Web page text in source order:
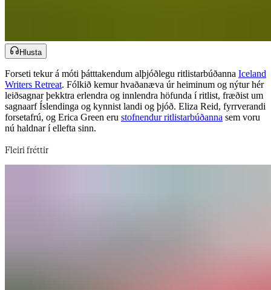
Hlusta
Forseti tekur á móti þátttakendum alþjóðlegu ritlistarbúðanna ​​​​‌ ‍ ​‍​‍‌‍ ‌ ​‍‌‍‍‌‌‍‌ ‌‍‍‌‌‍ ‍​‍​‍​ ‍‍​‍​‍‌ ​ ‌‍​‌‌‍ ‍‌‍‍‌‌ ‌​‌ ‍‌​‍ ‍‌‍‍‌‌‍ ​‍​‍​‍ ​​‍​‍‌‍‍​‌ ​‍‌‍‌‌‌‍‌‍​‍​‍​ ‍‍​‍​‍‌‍‍​‌ ‌​‌ ‌​‌ ​​‌ ​ ​‍ ​‍ ‌‍‌‍‌‍ ‌ ​‍‌ ​ ‌‍‌‌‌ ‌​‌‍‍‌​‍ ‌‌‍‍‌‌ ​ ‌‍ ​‌‍​‌‌‍ ‍‌‍‌​‌ ​ ​‍ ‍‌ ‌‍‌‍‌‌‌ ​‍‌‍​ ‌‍‌‌‌‍ ​​‍ ‍‌‍​‌‌ ​​‌ ​​​‍ ‌ ​ ‌ ‌​‌ ‌‌‌‍‌​‌‍‍‌‌‍ ​‍ ‌‍‍‌‌‍ ‍‌ ‌​‌‍‌‌‌‍ ‍‌ ‌​​‍ ‌‍‌‌‌‍‌​‌‍‍‌‌ ‌​​‍ ‌‍ ‌‌‍ ‌‍‌​‌‍‌‌​ ‌‌ ​​‌ ​‍‌‍‌‌‌ ​ ‌‍‌‌‌‍ ‍‌ ‌​‌‍​‌‌ ‌​‌‍‍‌‌‍ ‌‍ ‍​ ‍ ‌‍‍‌‌‍‌​​ ‌​ ‌​​ ​​‌‍‌ ‌​‌‍‌​‍‍‌​‍‌‌​‌​‌ ​ ‌‍​ ‌‍ ‍‌‍‌‍‌‌‍‌‌​‌‌‌​‌‍‌‌‌​‌​‍‍‌‌​‌‌‌‌‌‌​‍‌‌‍ ​‌‌​ ‌‍‍‌​ ‍ ‌ ‌​‌ ‍‌‌ ​​‌‍‌‌​ ‌‌‍ ‍‌‍‌‌‌ ‌ ‌ ​ ​ ‍ ‌ ​​‌‍​‌‌ ‌​‌‍‍​​ ‌‌ ​​‌‍​‌‌‍‌ ‌‍‌‌‌​​‍‌ ‌‌‌‍‍‌‌‍ ​‌‍‌​‌‍‌‌‌ ​‍​‍‌‌​ ‌‌‌​​‍‌‌ ‌‍‍ ‌‍‌‌‌ ‍‌​‍‌‌​ ​ ‌​‌​​‍‌‌​ ​ ‌​‌​​‍‌‌​ ​‍​ ​‍‌ ​‍‌‍‍‌‌‍​ ‌‍‍​‌ ‌​‌‍‌‌‌ ‍​‌ ‌​​‍ ‌‌ ​‌​ ‌‌‌‍‌​‌‍​‍‌‍‌‌‌ ‍‍​ ​​​ ‍​‌‍​‍​‍‌‌​ ​‍​ ​‍​‍‌‌​ ‌‌‌​‌​​‍ ‍‌‍​ ‌‍ ‌‍ ‍‌ ‌​‌‍‌‌‌‍ ‍‌ ‌​​‍‌‌​ ‌‌‌​​‍‌‌ ‌‍‍ ‌‍‌‌‌ ‍‌​‍‌‌​ ​ ‌​‌​​‍‌‌​ ​ ‌​‌​​‍‌‌​ ​‍​ ​‍​ ‍​‌‍​‍‌‍​‍​ ‌‌‌‍‌‌​ ‌‌​ ​‍‌‍​‍​ ​‌​ ​ ​ ‌ ‌‍‌‌​‍‌‌​ ​‍​ ​‍​‍‌‌​ ‌‌‌​‌​​‍ ‍‌‍​ ‌‍‍​‌‍‍‌‌‍ ​‌‍‌​‌ ​‍‌‍‌‌‌‍ ‍​‍‌‌​ ‌‌‌​​‍‌‌ ‌‍‍ ‌‍‌‌‌ ‍‌​‍‌‌​ ​ ‌​‌​​‍‌‌​ ​ ‌​‌​​‍‌‌​ ​‍​ ​‍‌‍​‌​ ​‍‌‍​‍​ ‌​​ ‌ ​ ‌​​ ‌‍‌‍‌‌​ ‌‌​ ‌‌​ ​‌​ ‍​​‍‌‌​ ​‍​ ​‍​‍‌‌​ ‌‌‌​‌​​‍ ‍‌ ‌​‌‍‌‌‌ ‍​‌ ‌​​ ‌‍​‍‌‍​‌‌ ​ ‌‍‌‌‌‌‌‌‌ ​‍‌‍ ​​ ‌‌‍‍​‌ ‌​‌ ‌​‌ ​​‌ ​ ​‍‌‌​ ​‍‌​‌‍​‍‌‌​ ​‍‌​‌‍‌‍‌‍‌‍ ‌ ​‍‌ ​ ‌‍‌‌‌ ‌​‌‍‍‌​‍ ‌‌‍‍‌‌ ​ ‌‍ ​‌‍​‌‌‍ ‍‌‍‌​‌ ​ ​‍ ‍‌ ‌‍‌‍‌‌‌ ​‍‌‍​ ‌‍‌‌‌‍ ​​‍ ‍‌‍​‌‌ ​​‌ ​​​‍‌‌​ ​‍‌​‌‍‌ ​ ‌ ‌​‌ ‌‌‌‍‌​‌‍‍‌‌‍ ​‍‌‍‌‍‍‌‌‍‌​​ ‌​ ‌​​ ​​‌‍‌ ‌​‌‍‌​‍‍‌​‍‌‌​‌​‌ ​ ‌‍​ ‌‍ ‍‌‍‌‍‌‌‍‌‌​‌‌‌​‌‍‌‌‌​‌​‍‍‌‌​‌‌‌‌‌‌​‍‌‌‍ ​‌‌​ ‌‍‍‌​‍‌‍‌ ‌​‌ ‍‌‌ ​​‌‍‌‌​ ‌‌‍ ‍‌‍‌‌‌ ‌ ‌ ​ ​‍‌‍‌ ​​‌‍​‌‌ ‌​‌‍‍​​ ‌‌ ​​‌‍​‌‌‍‌ ‌‍‌‌‌​​‍‌ ‌‌‌‍‍‌‌‍ ​‌‍‌​‌‍‌‌‌ ​‍​‍‌‌​ ‌‌‌​​‍‌‌ ‌‍‍ ‌‍‌‌‌ ‍‌​‍‌‌​ ​ ‌​‌​​‍‌‌​ ​ ‌​‌​​‍‌‌​ ​‍​ ​‍‌ ​‍‌‍‍‌‌‍​ ‌‍‍​‌ ‌​‌‍‌‌‌ ‍​‌ ‌​​‍ ‌‌ ​‌​ ‌‌‌‍‌​‌‍​‍‌‍‌‌‌ ‍‍​ ​​​ ‍​‌‍​‍​‍‌‌​ ​‍​ ​‍​‍‌‌​ ‌‌‌​‌​​‍ ‍‌‍​ ‌‍ ‌‍ ‍‌ ‌​‌‍‌‌‌‍ ‍‌ ‌​​‍‌‌​ ‌‌‌​​‍‌‌ ‌‍‍ ‌‍‌‌‌ ‍‌​‍‌‌​ ​ ‌​‌​​‍‌‌​ ​ ‌​‌​​‍‌‌​ ​‍​ ​‍​ ‍​‌‍​‍‌‍​‍​ ‌‌‌‍‌‌​ ‌‌​ ​‍‌‍​‍​ ​‌​ ​ ​ ‌ ‌‍‌‌​‍‌‌​ ​‍​ ​‍​‍‌‌​ ‌‌‌​‌​​‍ ‍‌‍​ ‌‍‍​‌‍‍‌‌‍ ​‌‍‌​‌ ​‍‌‍‌‌‌‍ ‍​‍‌‌​ ‌‌‌​​‍‌‌ ‌‍‍ ‌‍‌‌‌ ‍‌​‍‌‌​ ​ ‌​‌​​‍‌‌​ ​ ‌​‌​​‍‌‌​ ​‍​ ​‍‌‍​‌​ ​‍‌‍​‍​ ‌​​ ‌ ​ ‌​​ ‌‍‌‍‌‌​ ‌‌​ ‌‌​ ​‌​ ‍​​‍‌‌​ ​‍​ ​‍​‍‌‌​ ‌‌‌​‌​​‍ ‍‌ ‌​‌‍‌‌‌ ‍​‌ ‌​​‍‌‍‌ ​​‌‍‌‌‌ ​‍‌ ​ ‌ ​​‌‍‌‌‌‍​ ‌ ‌​‌‍‍‌‌ ‌‍‌‍‌‌​ ‌‌ ​​‌ ‌‌‌‍​‍‌‍ ​‌‍‍‌‌ ​ ‌‍‍​‌‍‌‌‌‍‌​​‍​‍‌ ‌ Iceland
Writers Retreat​​​​‌ ‍ ​‍​‍‌‍ ‌ ​‍‌‍‍‌‌‍‌ ‌‍‍‌‌‍ ‍​‍​‍​ ‍‍​‍​‍‌ ​ ‌‍​‌‌‍ ‍‌‍‍‌‌ ‌​‌ ‍‌​‍ ‍‌‍‍‌‌‍ ​‍​‍​‍ ​​‍​‍‌‍‍​‌ ​‍‌‍‌‌‌‍‌‍​‍​‍​ ‍‍​‍​‍‌‍‍​‌ ‌​‌ ‌​‌ ​​‌ ​ ​‍ ​‍ ‌‍‌‍‌‍ ‌ ​‍‌ ​ ‌‍‌‌‌ ‌​‌‍‍‌​‍ ‌‌‍‍‌‌ ​ ‌‍ ​‌‍​‌‌‍ ‍‌‍‌​‌ ​ ​‍ ‍‌ ‌‍‌‍‌‌‌ ​‍‌‍​ ‌‍‌‌‌‍ ​​‍ ‍‌‍​‌‌ ​​‌ ​​​‍ ‌ ​ ‌ ‌​‌ ‌‌‌‍‌​‌‍‍‌‌‍ ​‍ ‌‍‍‌‌‍ ‍‌ ‌​‌‍‌‌‌‍ ‍‌ ‌​​‍ ‌‍‌‌‌‍‌​‌‍‍‌‌ ‌​​‍ ‌‍ ‌‌‍ ‌‍‌​‌‍‌‌​ ‌‌ ​​‌ ​‍‌‍‌‌‌ ​ ‌‍‌‌‌‍ ‍‌ ‌​‌‍​‌‌ ‌​‌‍‍‌‌‍ ‌‍ ‍​ ‍ ‌‍‍‌‌‍‌​​ ‌​ ‌​​ ​​‌‍‌ ‌​‌‍‌​‍‍‌​‍‌‌​‌​‌ ​ ‌‍​ ‌‍ ‍‌‍‌‍‌‌‍‌‌​‌‌‌​‌‍‌‌‌​‌​‍‍‌‌​‌‌‌‌‌‌​‍‌‌‍ ​‌‌​ ‌‍‍‌​ ‍ ‌ ‌​‌ ‍‌‌ ​​‌‍‌‌​ ‌‌‍ ‍‌‍‌‌‌ ‌ ‌ ​ ​ ‍ ‌ ​​‌‍​‌‌ ‌​‌‍‍​​ ‌‌ ​​‌‍​‌‌‍‌ ‌‍‌‌‌​​‍‌ ‌‌‌‍‍‌‌‍ ​‌‍‌​‌‍‌‌‌ ​‍​‍‌‌​ ‌‌‌​​‍‌‌ ‌‍‍ ‌‍‌‌‌ ‍‌​‍‌‌​ ​ ‌​‌​​‍‌‌​ ​ ‌​‌​​‍‌‌​ ​‍​ ​‍‌ ​‍‌‍‍‌‌‍​ ‌‍‍​‌ ‌​‌‍‌‌‌ ‍​‌ ‌​​‍ ‌‌ ​‌​ ‌‌‌‍‌​‌‍​‍‌‍‌‌‌ ‍‍​ ​​​ ‍​‌‍​‍​‍‌‌​ ​‍​ ​‍​‍‌‌​ ‌‌‌​‌​​‍ ‍‌‍​ ‌‍ ‌‍ ‍‌ ‌​‌‍‌‌‌‍ ‍‌ ‌​​‍‌‌​ ‌‌‌​​‍‌‌ ‌‍‍ ‌‍‌‌‌ ‍‌​‍‌‌​ ​ ‌​‌​​‍‌‌​ ​ ‌​‌​​‍‌‌​ ​‍​ ​‍​ ‍​‌‍​‍‌‍​‍​ ‌‌‌‍‌‌​ ‌‌​ ​‍‌‍​‍​ ​‌​ ​ ​ ‌ ‌‍‌‌​‍‌‌​ ​‍​ ​‍​‍‌‌​ ‌‌‌​‌​​‍ ‍‌‍​ ‌‍‍​‌‍‍‌‌‍ ​‌‍‌​‌ ​‍‌‍‌‌‌‍ ‍​‍‌‌​ ‌‌‌​​‍‌‌ ‌‍‍ ‌‍‌‌‌ ‍‌​‍‌‌​ ​ ‌​‌​​‍‌‌​ ​ ‌​‌​​‍‌‌​ ​‍​ ​‍‌‍‌​‌‍​ ​ ‍‌‌‍​‍​ ​‍​ ​‌​ ​‌‌‍‌‍​ ‍​‌‍‌‍​ ‌​​ ​‌​‍‌‌​ ​‍​ ​‍​‍‌‌​ ‌‌‌​‌​​‍ ‍‌ ‌​‌‍‌‌‌ ‍​‌ ‌​​ ‌‍​‍‌‍​‌‌ ​ ‌‍‌‌‌‌‌‌‌ ​‍‌‍ ​​ ‌‌‍‍​‌ ‌​‌ ‌​‌ ​​‌ ​ ​‍‌‌​ ​‍‌​‌‍​‍‌‌​ ​‍‌​‌‍‌‍‌‍‌‍ ‌ ​‍‌ ​ ‌‍‌‌‌ ‌​‌‍‍‌​‍ ‌‌‍‍‌‌ ​ ‌‍ ​‌‍​‌‌‍ ‍‌‍‌​‌ ​ ​‍ ‍‌ ‌‍‌‍‌‌‌ ​‍‌‍​ ‌‍‌‌‌‍ ​​‍ ‍‌‍​‌‌ ​​‌ ​​​‍‌‌​ ​‍‌​‌‍‌ ​ ‌ ‌​‌ ‌‌‌‍‌​‌‍‍‌‌‍ ​‍‌‍‌‍‍‌‌‍‌​​ ‌​ ‌​​ ​​‌‍‌ ‌​‌‍‌​‍‍‌​‍‌‌​‌​‌ ​ ‌‍​ ‌‍ ‍‌‍‌‍‌‌‍‌‌​‌‌‌​‌‍‌‌‌​‌​‍‍‌‌​‌‌‌‌‌‌​‍‌‌‍ ​‌‌​ ‌‍‍‌​‍‌‍‌ ‌​‌ ‍‌‌ ​​‌‍‌‌​ ‌‌‍ ‍‌‍‌‌‌ ‌ ‌ ​ ​‍‌‍‌ ​​‌‍​‌‌ ‌​‌‍‍​​ ‌‌ ​​‌‍​‌‌‍‌ ‌‍‌‌‌​​‍‌ ‌‌‌‍‍‌‌‍ ​‌‍‌​‌‍‌‌‌ ​‍​‍‌‌​ ‌‌‌​​‍‌‌ ‌‍‍ ‌‍‌‌‌ ‍‌​‍‌‌​ ​ ‌​‌​​‍‌‌​ ​ ‌​‌​​‍‌‌​ ​‍​ ​‍‌ ​‍‌‍‍‌‌‍​ ‌‍‍​‌ ‌​‌‍‌‌‌ ‍​‌ ‌​​‍ ‌‌ ​‌​ ‌‌‌‍‌​‌‍​‍‌‍‌‌‌ ‍‍​ ​​​ ‍​‌‍​‍​‍‌‌​ ​‍​ ​‍​‍‌‌​ ‌‌‌​‌​​‍ ‍‌‍​ ‌‍ ‌‍ ‍‌ ‌​‌‍‌‌‌‍ ‍‌ ‌​​‍‌‌​ ‌‌‌​​‍‌‌ ‌‍‍ ‌‍‌‌‌ ‍‌​‍‌‌​ ​ ‌​‌​​‍‌‌​ ​ ‌​‌​​‍‌‌​ ​‍​ ​‍​ ‍​‌‍​‍‌‍​‍​ ‌‌‌‍‌‌​ ‌‌​ ​‍‌‍​‍​ ​‌​ ​ ​ ‌ ‌‍‌‌​‍‌‌​ ​‍​ ​‍​‍‌‌​ ‌‌‌​‌​​‍ ‍‌‍​ ‌‍‍​‌‍‍‌‌‍ ​‌‍‌​‌ ​‍‌‍‌‌‌‍ ‍​‍‌‌​ ‌‌‌​​‍‌‌ ‌‍‍ ‌‍‌‌‌ ‍‌​‍‌‌​ ​ ‌​‌​​‍‌‌​ ​ ‌​‌​​‍‌‌​ ​‍​ ​‍‌‍‌​‌‍​ ​ ‍‌‌‍​‍​ ​‍​ ​‌​ ​‌‌‍‌‍​ ‍​‌‍‌‍​ ‌​​ ​‌​‍‌‌​ ​‍​ ​‍​‍‌‌​ ‌‌‌​‌​​‍ ‍‌ ‌​‌‍‌‌‌ ‍​‌ ‌​​‍‌‍‌ ​​‌‍‌‌‌ ​‍‌ ​ ‌ ​​‌‍‌‌‌‍​ ‌ ‌​‌‍‍‌‌ ‌‍‌‍‌‌​ ‌‌ ​​‌ ‌‌‌‍​‍‌‍ ​‌‍‍‌‌ ​ ‌‍‍​‌‍‌‌‌‍‌​​‍​‍‌ ‌. Fólkið kemur hvaðanæva úr heiminum og nýtur hér
leiðsagnar þekktra erlendra og innlendra höfunda í ritlist, fræðist um
sagnaarf Íslendinga og kynnist landi og þjóð. Eliza Reid, fyrrverandi
forsetafrú, og Erica Green eru ​​​​‌ ‍ ​‍​‍‌‍ ‌ ​‍‌‍‍‌‌‍‌ ‌‍‍‌‌‍ ‍​‍​‍​ ‍‍​‍​‍‌ ​ ‌‍​‌‌‍ ‍‌‍‍‌‌ ‌​‌ ‍‌​‍ ‍‌‍‍‌‌‍ ​‍​‍​‍ ​​‍​‍‌‍‍​‌ ​‍‌‍‌‌‌‍‌‍​‍​‍​ ‍‍​‍​‍‌‍‍​‌ ‌​‌ ‌​‌ ​​‌ ​ ​‍ ​‍ ‌‍‌‍‌‍ ‌ ​‍‌ ​ ‌‍‌‌‌ ‌​‌‍‍‌​‍ ‌‌‍‍‌‌ ​ ‌‍ ​‌‍​‌‌‍ ‍‌‍‌​‌ ​ ​‍ ‍‌ ‌‍‌‍‌‌‌ ​‍‌‍​ ‌‍‌‌‌‍ ​​‍ ‍‌‍​‌‌ ​​‌ ​​​‍ ‌ ​ ‌ ‌​‌ ‌‌‌‍‌​‌‍‍‌‌‍ ​‍ ‌‍‍‌‌‍ ‍‌ ‌​‌‍‌‌‌‍ ‍‌ ‌​​‍ ‌‍‌‌‌‍‌​‌‍‍‌‌ ‌​​‍ ‌‍ ‌‌‍ ‌‍‌​‌‍‌‌​ ‌‌ ​​‌ ​‍‌‍‌‌‌ ​ ‌‍‌‌‌‍ ‍‌ ‌​‌‍​‌‌ ‌​‌‍‍‌‌‍ ‌‍ ‍​ ‍ ‌‍‍‌‌‍‌​​ ‌​ ‌​​ ​​‌‍‌ ‌​‌‍‌​‍‍‌​‍‌‌​‌​‌ ​ ‌‍​ ‌‍ ‍‌‍‌‍‌‌‍‌‌​‌‌‌​‌‍‌‌‌​‌​‍‍‌‌​‌‌‌‌‌‌​‍‌‌‍ ​‌‌​ ‌‍‍‌​ ‍ ‌ ‌​‌ ‍‌‌ ​​‌‍‌‌​ ‌‌‍ ‍‌‍‌‌‌ ‌ ‌ ​ ​ ‍ ‌ ​​‌‍​‌‌ ‌​‌‍‍​​ ‌‌ ​​‌‍​‌‌‍‌ ‌‍‌‌‌​​‍‌ ‌‌‌‍‍‌‌‍ ​‌‍‌​‌‍‌‌‌ ​‍​‍‌‌​ ‌‌‌​​‍‌‌ ‌‍‍ ‌‍‌‌‌ ‍‌​‍‌‌​ ​ ‌​‌​​‍‌‌​ ​ ‌​‌​​‍‌‌​ ​‍​ ​‍‌ ​‍‌‍‍‌‌‍​ ‌‍‍​‌ ‌​‌‍‌‌‌ ‍​‌ ‌​​‍ ‌‌ ​‌​ ‌‌‌‍‌​‌‍​‍‌‍‌‌‌ ‍‍​ ​​​ ‍​‌‍​‍​‍‌‌​ ​‍​ ​‍​‍‌‌​ ‌‌‌​‌​​‍ ‍‌‍​ ‌‍ ‌‍ ‍‌ ‌​‌‍‌‌‌‍ ‍‌ ‌​​‍‌‌​ ‌‌‌​​‍‌‌ ‌‍‍ ‌‍‌‌‌ ‍‌​‍‌‌​ ​ ‌​‌​​‍‌‌​ ​ ‌​‌​​‍‌‌​ ​‍​ ​‍​ ‍​‌‍​‍‌‍​‍​ ‌‌‌‍‌‌​ ‌‌​ ​‍‌‍​‍​ ​‌​ ​ ​ ‌ ‌‍‌‌​‍‌‌​ ​‍​ ​‍​‍‌‌​ ‌‌‌​‌​​‍ ‍‌‍​ ‌‍‍​‌‍‍‌‌‍ ​‌‍‌​‌ ​‍‌‍‌‌‌‍ ‍​‍‌‌​ ‌‌‌​​‍‌‌ ‌‍‍ ‌‍‌‌‌ ‍‌​‍‌‌​ ​ ‌​‌​​‍‌‌​ ​ ‌​‌​​‍‌‌​ ​‍​ ​‍​ ​ ​ ‌‌​ ‌ ​ ‌​​ ‌​‌‍​‌‌‍​‌​ ​‌‌‍‌​​ ‌​‌‍​‍​ ‌ ​‍‌‌​ ​‍​ ​‍​‍‌‌​ ‌‌‌​‌​​‍ ‍‌ ‌​‌‍‌‌‌ ‍​‌ ‌​​ ‌‍​‍‌‍​‌‌ ​ ‌‍‌‌‌‌‌‌‌ ​‍‌‍ ​​ ‌‌‍‍​‌ ‌​‌ ‌​‌ ​​‌ ​ ​‍‌‌​ ​‍‌​‌‍​‍‌‌​ ​‍‌​‌‍‌‍‌‍‌‍ ‌ ​‍‌ ​ ‌‍‌‌‌ ‌​‌‍‍‌​‍ ‌‌‍‍‌‌ ​ ‌‍ ​‌‍​‌‌‍ ‍‌‍‌​‌ ​ ​‍ ‍‌ ‌‍‌‍‌‌‌ ​‍‌‍​ ‌‍‌‌‌‍ ​​‍ ‍‌‍​‌‌ ​​‌ ​​​‍‌‌​ ​‍‌​‌‍‌ ​ ‌ ‌​‌ ‌‌‌‍‌​‌‍‍‌‌‍ ​‍‌‍‌‍‍‌‌‍‌​​ ‌​ ‌​​ ​​‌‍‌ ‌​‌‍‌​‍‍‌​‍‌‌​‌​‌ ​ ‌‍​ ‌‍ ‍‌‍‌‍‌‌‍‌‌​‌‌‌​‌‍‌‌‌​‌​‍‍‌‌​‌‌‌‌‌‌​‍‌‌‍ ​‌‌​ ‌‍‍‌​‍‌‍‌ ‌​‌ ‍‌‌ ​​‌‍‌‌​ ‌‌‍ ‍‌‍‌‌‌ ‌ ‌ ​ ​‍‌‍‌ ​​‌‍​‌‌ ‌​‌‍‍​​ ‌‌ ​​‌‍​‌‌‍‌ ‌‍‌‌‌​​‍‌ ‌‌‌‍‍‌‌‍ ​‌‍‌​‌‍‌‌‌ ​‍​‍‌‌​ ‌‌‌​​‍‌‌ ‌‍‍ ‌‍‌‌‌ ‍‌​‍‌‌​ ​ ‌​‌​​‍‌‌​ ​ ‌​‌​​‍‌‌​ ​‍​ ​‍‌ ​‍‌‍‍‌‌‍​ ‌‍‍​‌ ‌​‌‍‌‌‌ ‍​‌ ‌​​‍ ‌‌ ​‌​ ‌‌‌‍‌​‌‍​‍‌‍‌‌‌ ‍‍​ ​​​ ‍​‌‍​‍​‍‌‌​ ​‍​ ​‍​‍‌‌​ ‌‌‌​‌​​‍ ‍‌‍​ ‌‍ ‌‍ ‍‌ ‌​‌‍‌‌‌‍ ‍‌ ‌​​‍‌‌​ ‌‌‌​​‍‌‌ ‌‍‍ ‌‍‌‌‌ ‍‌​‍‌‌​ ​ ‌​‌​​‍‌‌​ ​ ‌​‌​​‍‌‌​ ​‍​ ​‍​ ‍​‌‍​‍‌‍​‍​ ‌‌‌‍‌‌​ ‌‌​ ​‍‌‍​‍​ ​‌​ ​ ​ ‌ ‌‍‌‌​‍‌‌​ ​‍​ ​‍​‍‌‌​ ‌‌‌​‌​​‍ ‍‌‍​ ‌‍‍​‌‍‍‌‌‍ ​‌‍‌​‌ ​‍‌‍‌‌‌‍ ‍​‍‌‌​ ‌‌‌​​‍‌‌ ‌‍‍ ‌‍‌‌‌ ‍‌​‍‌‌​ ​ ‌​‌​​‍‌‌​ ​ ‌​‌​​‍‌‌​ ​‍​ ​‍​ ​ ​ ‌‌​ ‌ ​ ‌​​ ‌​‌‍​‌‌‍​‌​ ​‌‌‍‌​​ ‌​‌‍​‍​ ‌ ​‍‌‌​ ​‍​ ​‍​‍‌‌​ ‌‌‌​‌​​‍ ‍‌ ‌​‌‍‌‌‌ ‍​‌ ‌​​‍‌‍‌ ​​‌‍‌‌‌ ​‍‌ ​ ‌ ​​‌‍‌‌‌‍​ ‌ ‌​‌‍‍‌‌ ‌‍‌‍‌‌​ ‌‌ ​​‌ ‌‌‌‍​‍‌‍ ​‌‍‍‌‌ ​ ‌‍‍​‌‍‌‌‌‍‌​​‍​‍‌ ‌ stofnendur ritlistarbúðanna​​​​‌ ‍ ​‍​‍‌‍ ‌ ​‍‌‍‍‌‌‍‌ ‌‍‍‌‌‍ ‍​‍​‍​ ‍‍​‍​‍‌ ​ ‌‍​‌‌‍ ‍‌‍‍‌‌ ‌​‌ ‍‌​‍ ‍‌‍‍‌‌‍ ​‍​‍​‍ ​​‍​‍‌‍‍​‌ ​‍‌‍‌‌‌‍‌‍​‍​‍​ ‍‍​‍​‍‌‍‍​‌ ‌​‌ ‌​‌ ​​‌ ​ ​‍ ​‍ ‌‍‌‍‌‍ ‌ ​‍‌ ​ ‌‍‌‌‌ ‌​‌‍‍‌​‍ ‌‌‍‍‌‌ ​ ‌‍ ​‌‍​‌‌‍ ‍‌‍‌​‌ ​ ​‍ ‍‌ ‌‍‌‍‌‌‌ ​‍‌‍​ ‌‍‌‌‌‍ ​​‍ ‍‌‍​‌‌ ​​‌ ​​​‍ ‌ ​ ‌ ‌​‌ ‌‌‌‍‌​‌‍‍‌‌‍ ​‍ ‌‍‍‌‌‍ ‍‌ ‌​‌‍‌‌‌‍ ‍‌ ‌​​‍ ‌‍‌‌‌‍‌​‌‍‍‌‌ ‌​​‍ ‌‍ ‌‌‍ ‌‍‌​‌‍‌‌​ ‌‌ ​​‌ ​‍‌‍‌‌‌ ​ ‌‍‌‌‌‍ ‍‌ ‌​‌‍​‌‌ ‌​‌‍‍‌‌‍ ‌‍ ‍​ ‍ ‌‍‍‌‌‍‌​​ ‌​ ‌​​ ​​‌‍‌ ‌​‌‍‌​‍‍‌​‍‌‌​‌​‌ ​ ‌‍​ ‌‍ ‍‌‍‌‍‌‌‍‌‌​‌‌‌​‌‍‌‌‌​‌​‍‍‌‌​‌‌‌‌‌‌​‍‌‌‍ ​‌‌​ ‌‍‍‌​ ‍ ‌ ‌​‌ ‍‌‌ ​​‌‍‌‌​ ‌‌‍ ‍‌‍‌‌‌ ‌ ‌ ​ ​ ‍ ‌ ​​‌‍​‌‌ ‌​‌‍‍​​ ‌‌ ​​‌‍​‌‌‍‌ ‌‍‌‌‌​​‍‌ ‌‌‌‍‍‌‌‍ ​‌‍‌​‌‍‌‌‌ ​‍​‍‌‌​ ‌‌‌​​‍‌‌ ‌‍‍ ‌‍‌‌‌ ‍‌​‍‌‌​ ​ ‌​‌​​‍‌‌​ ​ ‌​‌​​‍‌‌​ ​‍​ ​‍‌ ​‍‌‍‍‌‌‍​ ‌‍‍​‌ ‌​‌‍‌‌‌ ‍​‌ ‌​​‍ ‌‌ ​‌​ ‌‌‌‍‌​‌‍​‍‌‍‌‌‌ ‍‍​ ​​​ ‍​‌‍​‍​‍‌‌​ ​‍​ ​‍​‍‌‌​ ‌‌‌​‌​​‍ ‍‌‍​ ‌‍ ‌‍ ‍‌ ‌​‌‍‌‌‌‍ ‍‌ ‌​​‍‌‌​ ‌‌‌​​‍‌‌ ‌‍‍ ‌‍‌‌‌ ‍‌​‍‌‌​ ​ ‌​‌​​‍‌‌​ ​ ‌​‌​​‍‌‌​ ​‍​ ​‍​ ‍​‌‍​‍‌‍​‍​ ‌‌‌‍‌‌​ ‌‌​ ​‍‌‍​‍​ ​‌​ ​ ​ ‌ ‌‍‌‌​‍‌‌​ ​‍​ ​‍​‍‌‌​ ‌‌‌​‌​​‍ ‍‌‍​ ‌‍‍​‌‍‍‌‌‍ ​‌‍‌​‌ ​‍‌‍‌‌‌‍ ‍​‍‌‌​ ‌‌‌​​‍‌‌ ‌‍‍ ‌‍‌‌‌ ‍‌​‍‌‌​ ​ ‌​‌​​‍‌‌​ ​ ‌​‌​​‍‌‌​ ​‍​ ​‍‌‍​‌​ ‍​‌‍‌‌‌‍‌‌‌‍​ ​ ‌‍​ ‍​‌‍‌​​ ‍​​ ​‌​ ​ ​ ‌‌​‍‌‌​ ​‍​ ​‍​‍‌‌​ ‌‌‌​‌​​‍ ‍‌ ‌​‌‍‌‌‌ ‍​‌ ‌​​ ‌‍​‍‌‍​‌‌ ​ ‌‍‌‌‌‌‌‌‌ ​‍‌‍ ​​ ‌‌‍‍​‌ ‌​‌ ‌​‌ ​​‌ ​ ​‍‌‌​ ​‍‌​‌‍​‍‌‌​ ​‍‌​‌‍‌‍‌‍‌‍ ‌ ​‍‌ ​ ‌‍‌‌‌ ‌​‌‍‍‌​‍ ‌‌‍‍‌‌ ​ ‌‍ ​‌‍​‌‌‍ ‍‌‍‌​‌ ​ ​‍ ‍‌ ‌‍‌‍‌‌‌ ​‍‌‍​ ‌‍‌‌‌‍ ​​‍ ‍‌‍​‌‌ ​​‌ ​​​‍‌‌​ ​‍‌​‌‍‌ ​ ‌ ‌​‌ ‌‌‌‍‌​‌‍‍‌‌‍ ​‍‌‍‌‍‍‌‌‍‌​​ ‌​ ‌​​ ​​‌‍‌ ‌​‌‍‌​‍‍‌​‍‌‌​‌​‌ ​ ‌‍​ ‌‍ ‍‌‍‌‍‌‌‍‌‌​‌‌‌​‌‍‌‌‌​‌​‍‍‌‌​‌‌‌‌‌‌​‍‌‌‍ ​‌‌​ ‌‍‍‌​‍‌‍‌ ‌​‌ ‍‌‌ ​​‌‍‌‌​ ‌‌‍ ‍‌‍‌‌‌ ‌ ‌ ​ ​‍‌‍‌ ​​‌‍​‌‌ ‌​‌‍‍​​ ‌‌ ​​‌‍​‌‌‍‌ ‌‍‌‌‌​​‍‌ ‌‌‌‍‍‌‌‍ ​‌‍‌​‌‍‌‌‌ ​‍​‍‌‌​ ‌‌‌​​‍‌‌ ‌‍‍ ‌‍‌‌‌ ‍‌​‍‌‌​ ​ ‌​‌​​‍‌‌​ ​ ‌​‌​​‍‌‌​ ​‍​ ​‍‌ ​‍‌‍‍‌‌‍​ ‌‍‍​‌ ‌​‌‍‌‌‌ ‍​‌ ‌​​‍ ‌‌ ​‌​ ‌‌‌‍‌​‌‍​‍‌‍‌‌‌ ‍‍​ ​​​ ‍​‌‍​‍​‍‌‌​ ​‍​ ​‍​‍‌‌​ ‌‌‌​‌​​‍ ‍‌‍​ ‌‍ ‌‍ ‍‌ ‌​‌‍‌‌‌‍ ‍‌ ‌​​‍‌‌​ ‌‌‌​​‍‌‌ ‌‍‍ ‌‍‌‌‌ ‍‌​‍‌‌​ ​ ‌​‌​​‍‌‌​ ​ ‌​‌​​‍‌‌​ ​‍​ ​‍​ ‍​‌‍​‍‌‍​‍​ ‌‌‌‍‌‌​ ‌‌​ ​‍‌‍​‍​ ​‌​ ​ ​ ‌ ‌‍‌‌​‍‌‌​ ​‍​ ​‍​‍‌‌​ ‌‌‌​‌​​‍ ‍‌‍​ ‌‍‍​‌‍‍‌‌‍ ​‌‍‌​‌ ​‍‌‍‌‌‌‍ ‍​‍‌‌​ ‌‌‌​​‍‌‌ ‌‍‍ ‌‍‌‌‌ ‍‌​‍‌‌​ ​ ‌​‌​​‍‌‌​ ​ ‌​‌​​‍‌‌​ ​‍​ ​‍‌‍​‌​ ‍​‌‍‌‌‌‍‌‌‌‍​ ​ ‌‍​ ‍​‌‍‌​​ ‍​​ ​‌​ ​ ​ ‌‌​‍‌‌​ ​‍​ ​‍​‍‌‌​ ‌‌‌​‌​​‍ ‍‌ ‌​‌‍‌‌‌ ‍​‌ ‌​​‍‌‍‌ ​​‌‍‌‌‌ ​‍‌ ​ ‌ ​​‌‍‌‌‌‍​ ‌ ‌​‌‍‍‌‌ ‌‍‌‍‌‌​ ‌‌ ​​‌ ‌‌‌‍​‍‌‍ ​‌‍‍‌‌ ​ ‌‍‍​‌‍‌‌‌‍‌​​‍​‍‌ ‌ sem voru
nú haldnar í ellefta sinn.​​​​‌ ‍ ​‍​‍‌‍ ‌ ​‍‌‍‍‌‌‍‌ ‌‍‍‌‌‍ ‍​‍​‍​ ‍‍​‍​‍‌ ​ ‌‍​‌‌‍ ‍‌‍‍‌‌ ‌​‌ ‍‌​‍ ‍‌‍‍‌‌‍ ​‍​‍​‍ ​​‍​‍‌‍‍​‌ ​‍‌‍‌‌‌‍‌‍​‍​‍​ ‍‍​‍​‍‌‍‍​‌ ‌​‌ ‌​‌ ​​‌ ​ ​‍ ​‍ ‌‍‌‍‌‍ ‌ ​‍‌ ​ ‌‍‌‌‌ ‌​‌‍‍‌​‍ ‌‌‍‍‌‌ ​ ‌‍ ​‌‍​‌‌‍ ‍‌‍‌​‌ ​ ​‍ ‍‌ ‌‍‌‍‌‌‌ ​‍‌‍​ ‌‍‌‌‌‍ ​​‍ ‍‌‍​‌‌ ​​‌ ​​​‍ ‌ ​ ‌ ‌​‌ ‌‌‌‍‌​‌‍‍‌‌‍ ​‍ ‌‍‍‌‌‍ ‍‌ ‌​‌‍‌‌‌‍ ‍‌ ‌​​‍ ‌‍‌‌‌‍‌​‌‍‍‌‌ ‌​​‍ ‌‍ ‌‌‍ ‌‍‌​‌‍‌‌​ ‌‌ ​​‌ ​‍‌‍‌‌‌ ​ ‌‍‌‌‌‍ ‍‌ ‌​‌‍​‌‌ ‌​‌‍‍‌‌‍ ‌‍ ‍​ ‍ ‌‍‍‌‌‍‌​​ ‌​ ‌​​ ​​‌‍‌ ‌​‌‍‌​‍‍‌​‍‌‌​‌​‌ ​ ‌‍​ ‌‍ ‍‌‍‌‍‌‌‍‌‌​‌‌‌​‌‍‌‌‌​‌​‍‍‌‌​‌‌‌‌‌‌​‍‌‌‍ ​‌‌​ ‌‍‍‌​ ‍ ‌ ‌​‌ ‍‌‌ ​​‌‍‌‌​ ‌‌‍ ‍‌‍‌‌‌ ‌ ‌ ​ ​ ‍ ‌ ​​‌‍​‌‌ ‌​‌‍‍​​ ‌‌ ​​‌‍​‌‌‍‌ ‌‍‌‌‌​​‍‌ ‌‌‌‍‍‌‌‍ ​‌‍‌​‌‍‌‌‌ ​‍​‍‌‌​ ‌‌‌​​‍‌‌ ‌‍‍ ‌‍‌‌‌ ‍‌​‍‌‌​ ​ ‌​‌​​‍‌‌​ ​ ‌​‌​​‍‌‌​ ​‍​ ​‍‌ ​‍‌‍‍‌‌‍​ ‌‍‍​‌ ‌​‌‍‌‌‌ ‍​‌ ‌​​‍ ‌‌ ​‌​ ‌‌‌‍‌​‌‍​‍‌‍‌‌‌ ‍‍​ ​​​ ‍​‌‍​‍​‍‌‌​ ​‍​ ​‍​‍‌‌​ ‌‌‌​‌​​‍ ‍‌‍​ ‌‍ ‌‍ ‍‌ ‌​‌‍‌‌‌‍ ‍‌ ‌​​‍‌‌​ ‌‌‌​​‍‌‌ ‌‍‍ ‌‍‌‌‌ ‍‌​‍‌‌​ ​ ‌​‌​​‍‌‌​ ​ ‌​‌​​‍‌‌​ ​‍​ ​‍​ ‍​‌‍​‍‌‍​‍​ ‌‌‌‍‌‌​ ‌‌​ ​‍‌‍​‍​ ​‌​ ​ ​ ‌ ‌‍‌‌​‍‌‌​ ​‍​ ​‍​‍‌‌​ ‌‌‌​‌​​‍ ‍‌‍​ ‌‍‍​‌‍‍‌‌‍ ​‌‍‌​‌ ​‍‌‍‌‌‌‍ ‍​‍‌‌​ ‌‌‌​​‍‌‌ ‌‍‍ ‌‍‌‌‌ ‍‌​‍‌‌​ ​ ‌​‌​​‍‌‌​ ​ ‌​‌​​‍‌‌​ ​‍​ ​‍​ ‍‌​ ​ ​ ‍‌‌‍​‍​ ‌‌‌‍​‌​ ​‍​ ‌​‌‍​ ​ ​‍​ ‌‍​ ‌ ​‍‌‌​ ​‍​ ​‍​‍‌‌​ ‌‌‌​‌​​‍ ‍‌ ‌​‌‍‌‌‌ ‍​‌ ‌​​ ‌‍​‍‌‍​‌‌ ​ ‌‍‌‌‌‌‌‌‌ ​‍‌‍ ​​ ‌‌‍‍​‌ ‌​‌ ‌​‌ ​​‌ ​ ​‍‌‌​ ​‍‌​‌‍​‍‌‌​ ​‍‌​‌‍‌‍‌‍‌‍ ‌ ​‍‌ ​ ‌‍‌‌‌ ‌​‌‍‍‌​‍ ‌‌‍‍‌‌ ​ ‌‍ ​‌‍​‌‌‍ ‍‌‍‌​‌ ​ ​‍ ‍‌ ‌‍‌‍‌‌‌ ​‍‌‍​ ‌‍‌‌‌‍ ​​‍ ‍‌‍​‌‌ ​​‌ ​​​‍‌‌​ ​‍‌​‌‍‌ ​ ‌ ‌​‌ ‌‌‌‍‌​‌‍‍‌‌‍ ​‍‌‍‌‍‍‌‌‍‌​​ ‌​ ‌​​ ​​‌‍‌ ‌​‌‍‌​‍‍‌​‍‌‌​‌​‌ ​ ‌‍​ ‌‍ ‍‌‍‌‍‌‌‍‌‌​‌‌‌​‌‍‌‌‌​‌​‍‍‌‌​‌‌‌‌‌‌​‍‌‌‍ ​‌‌​ ‌‍‍‌​‍‌‍‌ ‌​‌ ‍‌‌ ​​‌‍‌‌​ ‌‌‍ ‍‌‍‌‌‌ ‌ ‌ ​ ​‍‌‍‌ ​​‌‍​‌‌ ‌​‌‍‍​​ ‌‌ ​​‌‍​‌‌‍‌ ‌‍‌‌‌​​‍‌ ‌‌‌‍‍‌‌‍ ​‌‍‌​‌‍‌‌‌ ​‍​‍‌‌​ ‌‌‌​​‍‌‌ ‌‍‍ ‌‍‌‌‌ ‍‌​‍‌‌​ ​ ‌​‌​​‍‌‌​ ​ ‌​‌​​‍‌‌​ ​‍​ ​‍‌ ​‍‌‍‍‌‌‍​ ‌‍‍​‌ ‌​‌‍‌‌‌ ‍​‌ ‌​​‍ ‌‌ ​‌​ ‌‌‌‍‌​‌‍​‍‌‍‌‌‌ ‍‍​ ​​​ ‍​‌‍​‍​‍‌‌​ ​‍​ ​‍​‍‌‌​ ‌‌‌​‌​​‍ ‍‌‍​ ‌‍ ‌‍ ‍‌ ‌​‌‍‌‌‌‍ ‍‌ ‌​​‍‌‌​ ‌‌‌​​‍‌‌ ‌‍‍ ‌‍‌‌‌ ‍‌​‍‌‌​ ​ ‌​‌​​‍‌‌​ ​ ‌​‌​​‍‌‌​ ​‍​ ​‍​ ‍​‌‍​‍‌‍​‍​ ‌‌‌‍‌‌​ ‌‌​ ​‍‌‍​‍​ ​‌​ ​ ​ ‌ ‌‍‌‌​‍‌‌​ ​‍​ ​‍​‍‌‌​ ‌‌‌​‌​​‍ ‍‌‍​ ‌‍‍​‌‍‍‌‌‍ ​‌‍‌​‌ ​‍‌‍‌‌‌‍ ‍​‍‌‌​ ‌‌‌​​‍‌‌ ‌‍‍ ‌‍‌‌‌ ‍‌​‍‌‌​ ​ ‌​‌​​‍‌‌​ ​ ‌​‌​​‍‌‌​ ​‍​ ​‍​ ‍‌​ ​ ​ ‍‌‌‍​‍​ ‌‌‌‍​‌​ ​‍​ ‌​‌‍​ ​ ​‍​ ‌‍​ ‌ ​‍‌‌​ ​‍​ ​‍​‍‌‌​ ‌‌‌​‌​​‍ ‍‌ ‌​‌‍‌‌‌ ‍​‌ ‌​​‍‌‍‌ ​​‌‍‌‌‌ ​‍‌ ​ ‌ ​​‌‍‌‌‌‍​ ‌ ‌​‌‍‍‌‌ ‌‍‌‍‌‌​ ‌‌ ​​‌ ‌‌‌‍​‍‌‍ ​‌‍‍‌‌ ​ ‌‍‍​‌‍‌‌‌‍‌​​‍​‍‌ ‌
Fleiri fréttir